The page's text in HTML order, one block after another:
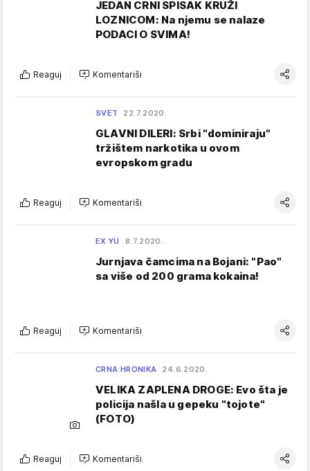
JEDAN CRNI SPISAK KRUŽI
LOZNICOM: Na njemu se nalaze
PODACI O SVIMA!
Reaguj Komentariši
SVET 22.7.2020.
GLAVNI DILERI: Srbi "dominiraju"
tržištem narkotika u ovom
evropskom gradu
Reaguj Komentariši
EX YU 8.7.2020.
Jurnjava čamcima na Bojani: "Pao"
sa više od 200 grama kokaina!
Reaguj Komentariši
CRNA HRONIKA 24.6.2020.
VELIKA ZAPLENA DROGE: Evo šta je
policija našla u gepeku "tojote"
(FOTO)
Reaguj Komentariši